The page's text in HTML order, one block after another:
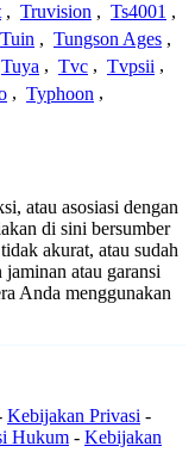
, Truvision , Ts4001 ,
Tuin , Tungson Ages ,
Tuya , Tvc , Tvpsii ,
, Typhoon ,
atau asosiasi dengan
di sini bersumber
akurat, atau sudah
atau garansi
Anda menggunakan
Kebijakan Privasi -
Hukum - Kebijakan